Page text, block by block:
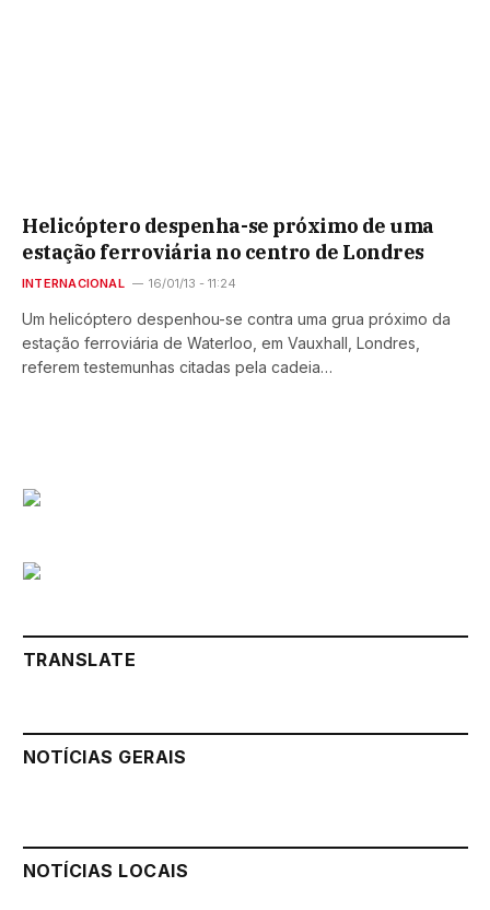
Helicóptero despenha-se próximo de uma
estação ferroviária no centro de Londres
INTERNACIONAL 16/01/13 - 11:24
Um helicóptero despenhou-se contra uma grua próximo da
estação ferroviária de Waterloo, em Vauxhall, Londres,
referem testemunhas citadas pela cadeia…
TRANSLATE
NOTÍCIAS GERAIS
NOTÍCIAS LOCAIS